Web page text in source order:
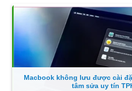
Macbook không lưu được cài
tâm sửa uy tín